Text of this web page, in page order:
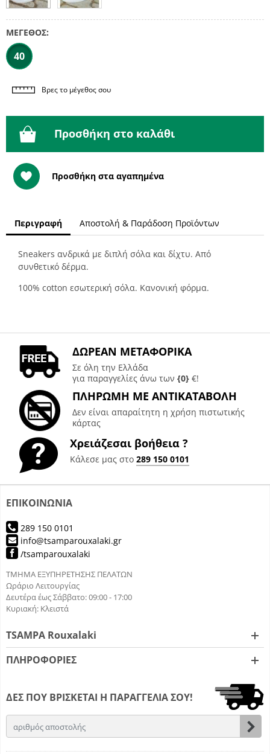
ΜΕΓΕΘΟΣ:
40
Βρες το μέγεθος σου
Προσθήκη στο καλάθι
Προσθήκη στα αγαπημένα
Περιγραφή Αποστολή & Παράδοση Προϊόντων
Sneakers ανδρικά με διπλή σόλα και δίχτυ. Από
συνθετικό δέρμα.
100% cotton εσωτερική σόλα. Κανονική φόρμα.
ΔΩΡΕΑΝ ΜΕΤΑΦΟΡΙΚΑ
Σε όλη την Ελλάδα
για παραγγελίες άνω των{0} €!
ΠΛΗΡΩΜΗ ΜΕ ΑΝΤΙΚΑΤΑΒΟΛΗ
Δεν είναι απαραίτητη η χρήση πιστωτικής
κάρτας
Χρειάζεσαι βοήθεια ?
Κάλεσε μας στο289 150 0101
ΕΠΙΚΟΙΝΩΝΙΑ
289 150 0101
info@tsamparouxalaki.gr
/tsamparouxalaki
ΤΜΗΜΑ ΕΞΥΠΗΡΕΤΗΣΗΣ ΠΕΛΑΤΩΝ
Ωράριο Λειτουργίας
Δευτέρα έως Σάββατο: 09:00 - 17:00
Κυριακή: Κλειστά
TSAMPA Rouxalaki
ΠΛΗΡΟΦΟΡΙΕΣ
ΔΕΣ ΠΟΥ ΒΡΙΣΚΕΤΑΙ Η ΠΑΡΑΓΓΕΛΙΑ ΣΟΥ!
Email